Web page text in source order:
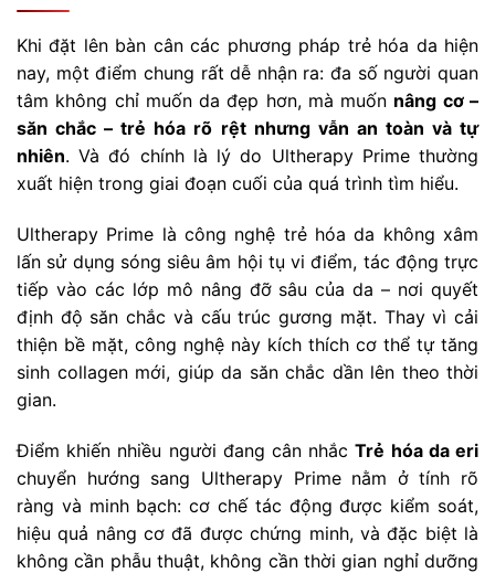
Khi đặt lên bàn cân các phương pháp trẻ hóa da hiện
nay, một điểm chung rất dễ nhận ra: đa số người quan
tâm không chỉ muốn da đẹp hơn, mà muốn nâng cơ –
săn chắc – trẻ hóa rõ rệt nhưng vẫn an toàn và tự
nhiên. Và đó chính là lý do Ultherapy Prime thường
xuất hiện trong giai đoạn cuối của quá trình tìm hiểu.
Ultherapy Prime là công nghệ trẻ hóa da không xâm
lấn sử dụng sóng siêu âm hội tụ vi điểm, tác động trực
tiếp vào các lớp mô nâng đỡ sâu của da – nơi quyết
định độ săn chắc và cấu trúc gương mặt. Thay vì cải
thiện bề mặt, công nghệ này kích thích cơ thể tự tăng
sinh collagen mới, giúp da săn chắc dần lên theo thời
gian.
Điểm khiến nhiều người đang cân nhắcTrẻ hóa da eri
chuyển hướng sang Ultherapy Prime nằm ở tính rõ
ràng và minh bạch: cơ chế tác động được kiểm soát,
hiệu quả nâng cơ đã được chứng minh, và đặc biệt là
không cần phẫu thuật, không cần thời gian nghỉ dưỡng